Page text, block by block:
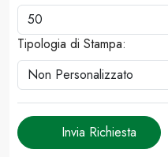
Tipologia di Stampa:
Invia Richiesta